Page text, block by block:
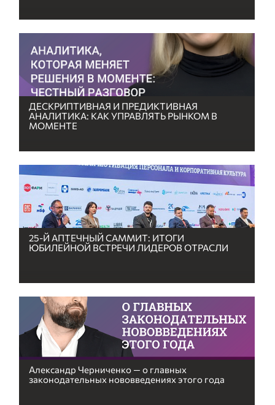
ДЕСКРИПТИВНАЯ И ПРЕДИКТИВНАЯ
АНАЛИТИКА: КАК УПРАВЛЯТЬ РЫНКОМ В
МОМЕНТЕ
25-Й АПТЕЧНЫЙ САММИТ: ИТОГИ
ЮБИЛЕЙНОЙ ВСТРЕЧИ ЛИДЕРОВ ОТРАСЛИ
Александр Черниченко — о главных
законодательных нововведениях этого года